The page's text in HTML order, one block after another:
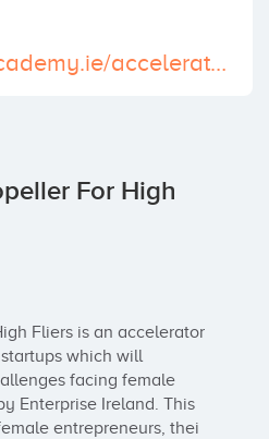
http://www.ryanacademy.ie/accelerators/female-propeller
For High
Fliers is an accelerator
which will
facing female
Enterprise Ireland. This
entrepreneurs, thei